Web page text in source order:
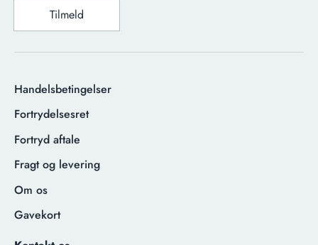
Tilmeld
Handelsbetingelser
Fortrydelsesret
Fortryd aftale
Fragt og levering
Om os
Gavekort